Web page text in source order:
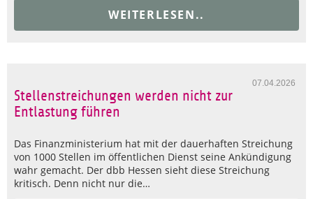
WEITERLESEN..
07.04.2026
Stellenstreichungen werden nicht zur
Entlastung führen
Das Finanzministerium hat mit der dauerhaften Streichung
von 1000 Stellen im öffentlichen Dienst seine Ankündigung
wahr gemacht. Der dbb Hessen sieht diese Streichung
kritisch. Denn nicht nur die…